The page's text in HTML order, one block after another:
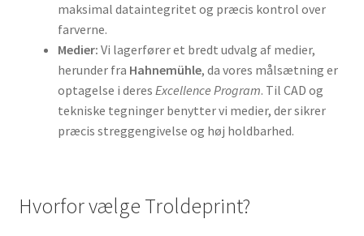
maksimal dataintegritet og præcis kontrol over
farverne.
Medier: Vi lagerfører et bredt udvalg af medier,
herunder fra Hahnemühle, da vores målsætning er
optagelse i deres Excellence Program. Til CAD og
tekniske tegninger benytter vi medier, der sikrer
præcis streggengivelse og høj holdbarhed.
Hvorfor vælge Troldeprint?